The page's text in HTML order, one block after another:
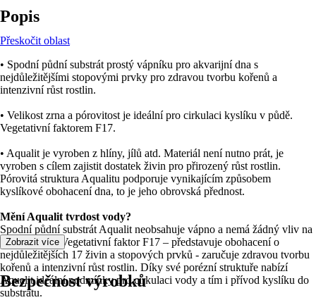
Popis
Přeskočit oblast
• Spodní půdní substrát prostý vápníku pro akvarijní dna s
nejdůležitějšími stopovými prvky pro zdravou tvorbu kořenů a
intenzivní růst rostlin.
• Velikost zrna a pórovitost je ideální pro cirkulaci kyslíku v půdě.
Vegetativní faktorem F17.
• Aqualit je vyroben z hlíny, jílů atd. Materiál není nutno prát, je
vyroben s cílem zajistit dostatek živin pro přirozený růst rostlin.
Pórovitá struktura Aqualitu podporuje vynikajícím způsobem
kyslíkové obohacení dna, to je jeho obrovská přednost.
Mění Aqualit tvrdost vody?
Spodní půdní substrát Aqualit neobsahuje vápno a nemá žádný vliv na
tvrdost vody. Vegetativní faktor F17 – představuje obohacení o
nejdůležitějších 17 živin a stopových prvků - zaručuje zdravou tvorbu
kořenů a intenzivní růst rostlin. Díky své porézní struktuře nabízí
Aqualit ideální podmínky pro cirkulaci vody a tím i přívod kyslíku do
substrátu.
Zobrazit více
Bezpečnost výrobků